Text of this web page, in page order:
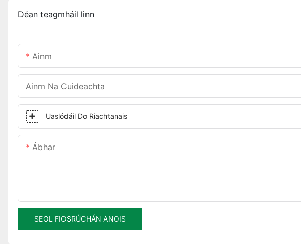
Déan teagmháil linn
Ainm
Ainm Na Cuideachta
Uaslódáil Do Riachtanais
Ábhar
SEOL FIOSRÚCHÁN ANOIS